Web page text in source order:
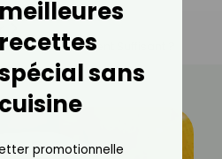
: Est-Ce Vraiment Suffisant ?
meilleures
recettes
sans
cuisine
promotionnelle